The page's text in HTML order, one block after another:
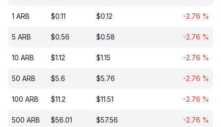
1 ARB $0.11 $0.12 -2.76 %
5 ARB $0.56 $0.58 -2.76 %
10 ARB $1.12 $1.15 -2.76 %
50 ARB $5.6 $5.76 -2.76 %
100 ARB $11.2 $11.51 -2.76 %
500 ARB $56.01 $57.56 -2.76 %